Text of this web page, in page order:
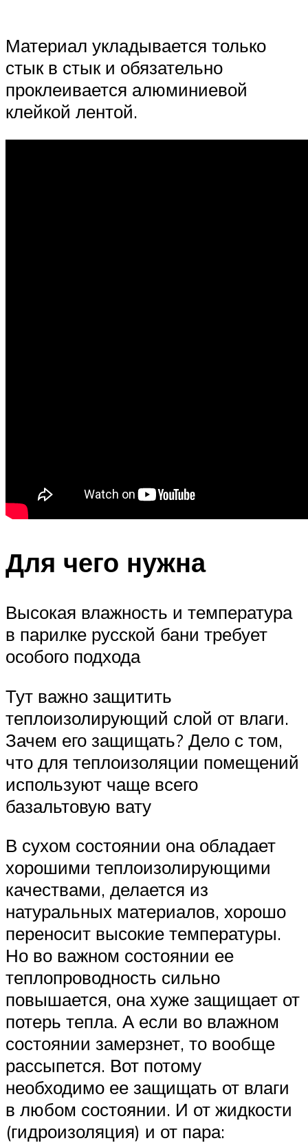
Материал укладывается только
стык в стык и обязательно
проклеивается алюминиевой
клейкой лентой.
Для чего нужна
Высокая влажность и температура
в парилке русской бани требует
особого подхода
Тут важно защитить
теплоизолирующий слой от влаги.
Зачем его защищать? Дело с том,
что для теплоизоляции помещений
используют чаще всего
базальтовую вату
В сухом состоянии она обладает
хорошими теплоизолирующими
качествами, делается из
натуральных материалов, хорошо
переносит высокие температуры.
Но во важном состоянии ее
теплопроводность сильно
повышается, она хуже защищает от
потерь тепла. А если во влажном
состоянии замерзнет, то вообще
рассыпется. Вот потому
необходимо ее защищать от влаги
в любом состоянии. И от жидкости
(гидроизоляция) и от пара: